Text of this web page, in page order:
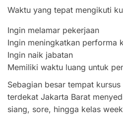
Waktu yang tepat mengikuti
Ingin melamar pekerjaan
Ingin meningkatkan performa
Ingin naik jabatan
Memiliki waktu luang untuk
Sebagian besar tempat
terdekat Jakarta Barat
siang, sore, hingga kelas